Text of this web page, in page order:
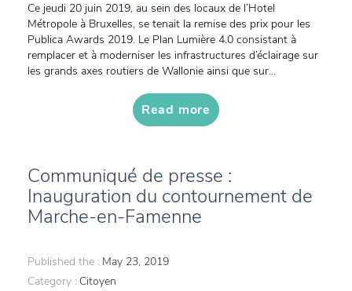
Ce jeudi 20 juin 2019, au sein des locaux de l’Hotel
Métropole à Bruxelles, se tenait la remise des prix pour les
Publica Awards 2019. Le Plan Lumière 4.0 consistant à
remplacer et à moderniser les infrastructures d’éclairage sur
les grands axes routiers de Wallonie ainsi que sur...
Read more
Communiqué de presse :
Inauguration du contournement de
Marche-en-Famenne
Published the : May 23, 2019
Category : Citoyen